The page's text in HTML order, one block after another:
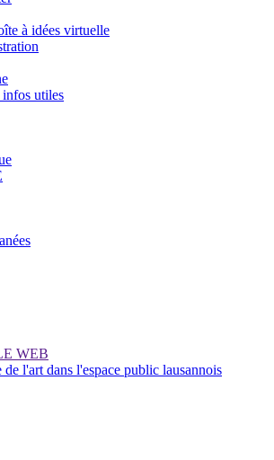
à idées virtuelle
infos utiles
WEB
l'art dans l'espace public lausannois